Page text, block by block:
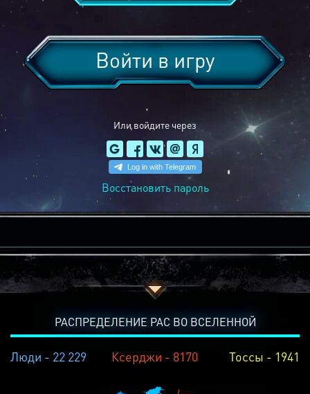
Или войдите через
Войти в игру
Восстановить пароль
РАСПРЕДЕЛЕНИЕ РАС ВО ВСЕЛЕННОЙ
Люди - 22 229 Ксерджи - 8170 Тоссы - 1941